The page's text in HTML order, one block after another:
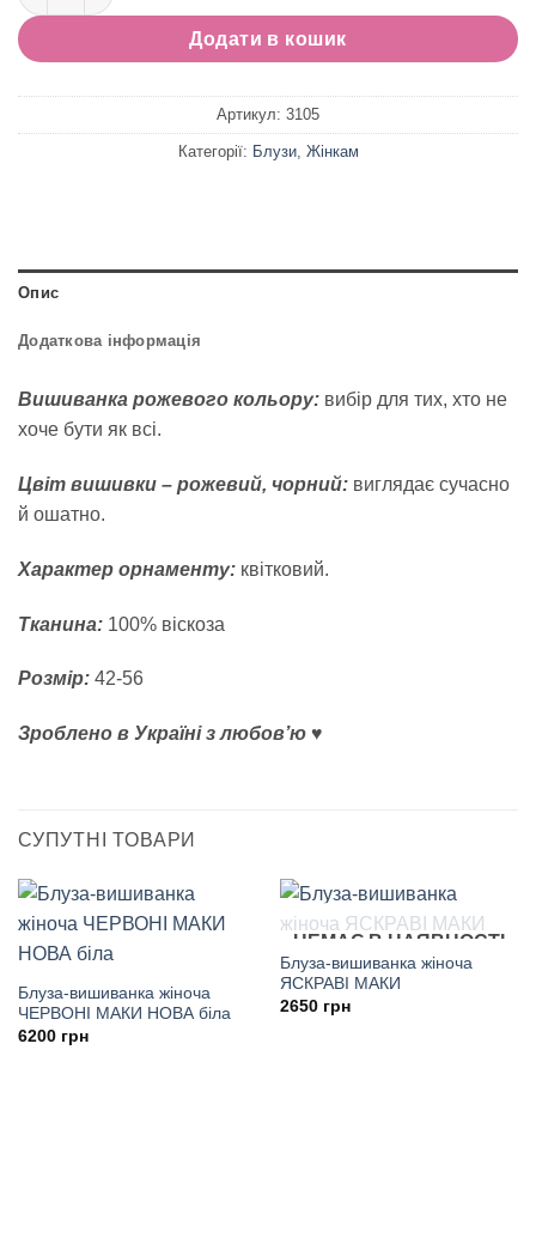
Додати в кошик
Артикул: 3105
Категорії: Блузи, Жінкам
Опис
Додаткова інформація
Вишиванка рожевого кольору: вибір для тих, хто не
хоче бути як всі.
Цвіт вишивки – рожевий, чорний: виглядає сучасно
й ошатно.
Характер орнаменту: квітковий.
Тканина: 100% віскоза
Розмір: 42-56
Зроблено в Україні з любов’ю ♥
СУПУТНІ ТОВАРИ
Блуза-вишиванка жіноча
ЧЕРВОНІ МАКИ НОВА біла
6200 грн
НЕМАЄ В НАЯВНОСТІ
Блуза-вишиванка жіноча
ЯСКРАВІ МАКИ
2650 грн